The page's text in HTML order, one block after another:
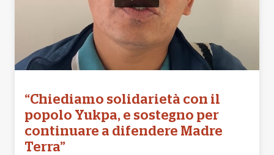
“Chiediamo solidarietà con il
popolo Yukpa, e sostegno per
continuare a difendere Madre
Terra”